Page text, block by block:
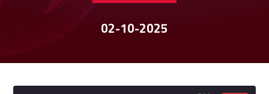
02-10-2025